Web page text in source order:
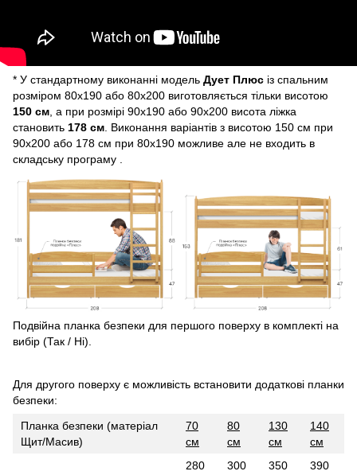
* У стандартному виконанні модель Дует Плюс із спальним
розміром 80х190 або 80х200 виготовляється тільки висотою
150 см , а при розмірі 90х190 або 90х200 висота ліжка
становить 178 см . Виконання варіантів з висотою 150 см при
90х200 або 178 см при 80х190 можливе але не входить в
складську програму .
Подвійна планка безпеки для першого поверху в комплекті на
вибір (Так / Ні).
Для другого поверху є можливість встановити додаткові планки
безпеки:
Планка безпеки (матеріал
Щит/Масив)
70
см
80
см
130
см
140
см
280
300
350
390